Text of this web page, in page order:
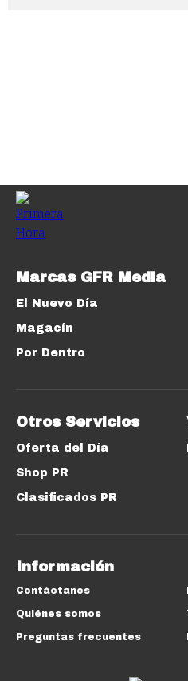
Marcas GFR Media
El Nuevo Día
Magacín
Por Dentro
Otros Servicios
Oferta del Día
Shop PR
Clasificados PR
Información
Contáctanos
Quiénes somos
Preguntas frecuentes